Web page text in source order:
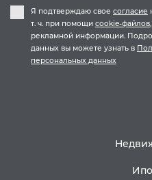
Я подтверждаю свое согласие
т. ч. при помощи cookie-файлов
рекламной информации.
данных вы можете узнать в
персональных данных